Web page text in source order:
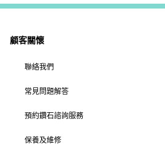
顧客關懷
聯絡我們
常見問題解答
預約鑽石諮詢服務
保養及維修